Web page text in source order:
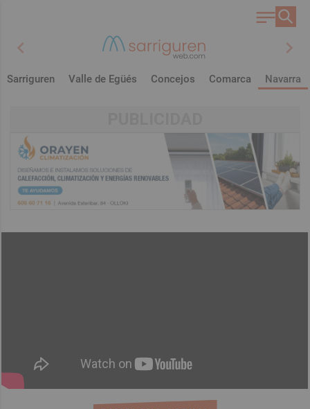
chevron_left chevron_right
Sarriguren Valle de Egüés Concejos Comarca Navarra